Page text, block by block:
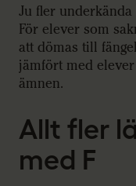
Ju fler
För elever som
att dömas till
jämfört med
ämnen.
Allt fler
med F